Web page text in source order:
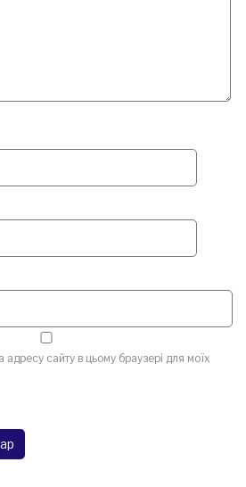
сайту в цьому браузері для моїх